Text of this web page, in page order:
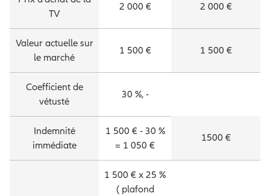
TV
2 000 € 2 000 €
Valeur actuelle sur
le marché
1 500 € 1 500 €
Coefficient de
vétusté
30 %, -
Indemnité
immédiate
1 500 € - 30 %
= 1 050 €
1500 €
1 500 € x 25 %
( plafond